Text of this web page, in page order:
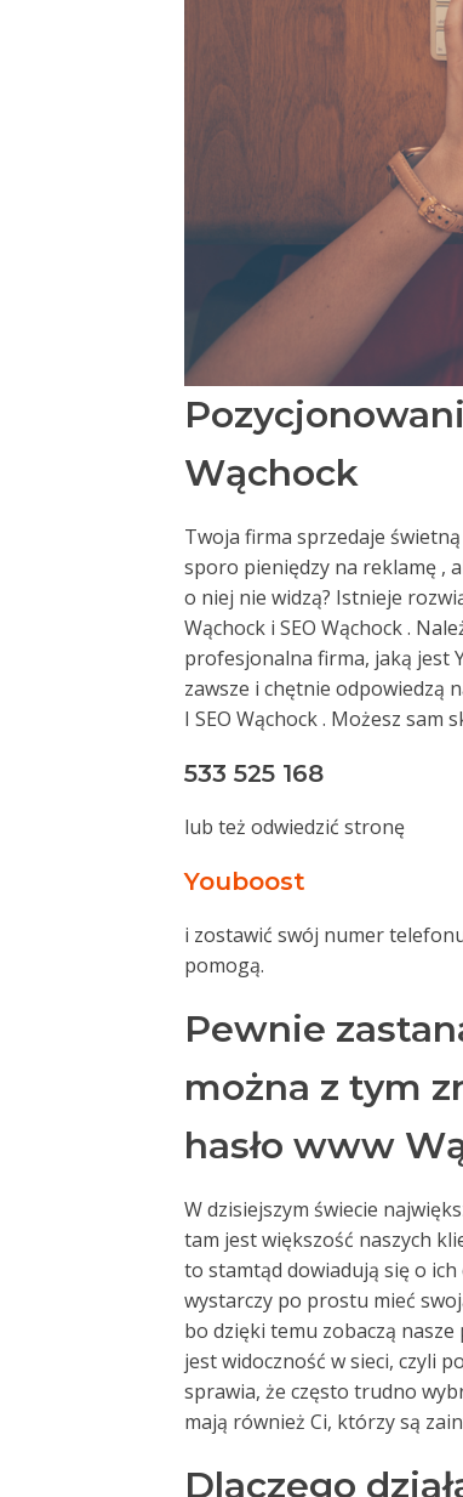
Wąchock
Twoja firma sprzedaje
sporo pieniędzy na reklamę ,
o niej nie widzą? Istnieje
Wąchock i SEO Wąchock .
profesjonalna firma, jaką jest
zawsze i chętnie odpowiedzą
I SEO Wąchock . Możesz
533 525 168
lub też odwiedzić stronę
Youboost
i zostawić swój numer
pomogą.
Pewnie
można z tym
hasło www
W dzisiejszym świecie
tam jest większość naszych
to stamtąd dowiadują się o
wystarczy po prostu mieć
bo dzięki temu zobaczą
jest widoczność w sieci, czyli
sprawia, że często trudno
mają również Ci, którzy są
Dlaczego